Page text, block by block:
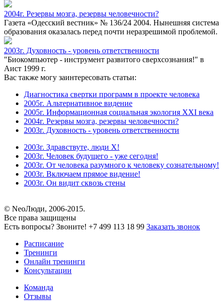
2004г. Резервы мозга, резервы человечности?
Газета «Одесский вестник» № 136/24 2004. Нынешняя система
образования оказалась перед почти неразрешимой проблемой.
2003г. Духовность - уровень ответственности
"Биокомпьютер - инструмент развитого сверхсознания!" в
Аист 1999 г.
Вас также могу заинтересовать статьи:
Диагностика свертки программ в проекте человека
2005г. Альтернативное видение
2005г. Информационная социальная экология XXI века
2004г. Резервы мозга, резервы человечности?
2003г. Духовность - уровень ответственности
2003г. Здравствуте, люди Х!
2003г. Человек будущего - уже сегодня!
2003г. От человека разумного к человеку сознательному!
2003г. Включаем прямое видение!
2003г. Он видит сквозь стены
© NeoЛюди, 2006-2015.
Все права защищены
Есть вопросы? Звоните! +7 499 113 18 99 Заказать звонок
Расписание
Тренинги
Онлайн тренинги
Консультации
Команда
Отзывы